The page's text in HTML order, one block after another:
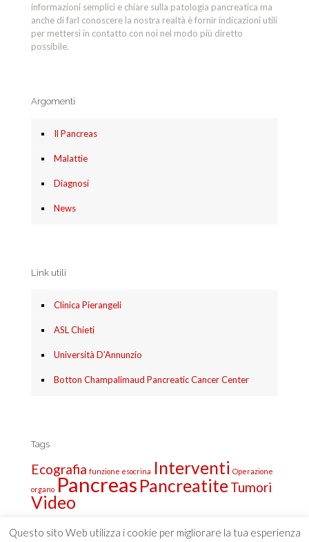
informazioni semplici e chiare sulla patologia pancreatica ma
anche di farl conoscere la nostra realtà è fornir indicazioni utili
per mettersi in contatto con noi nel modo più diretto
possibile.
Argomenti
Il Pancreas
Malattie
Diagnosi
News
Link utili
Clinica Pierangeli
ASL Chieti
Università D’Annunzio
Botton Champalimaud Pancreatic Cancer Center
Tags
Ecografia funzione esocrina Interventi Operazione
organo Pancreas PancreatiteTumori
Video
Questo sito Web utilizza i cookie per migliorare la tua esperienza